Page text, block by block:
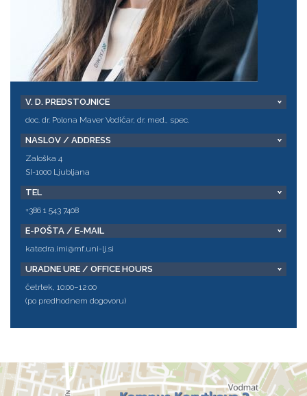
V. D. PREDSTOJNICE
doc. dr. Polona Maver Vodičar, dr. med., spec.
NASLOV / ADDRESS
Zaloška 4
SI-1000 Ljubljana
TEL
+386 1 543 7408
E-POŠTA / E-MAIL
katedra.imi@mf.uni-lj.si
URADNE URE / OFFICE HOURS
četrtek, 10:00–12:00
(po predhodnem dogovoru)